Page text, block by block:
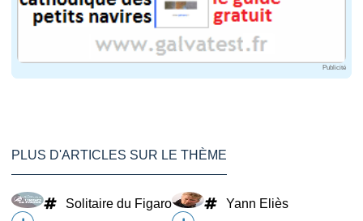
Publicité
PLUS D'ARTICLES SUR LE THÈME
Solitaire du Figaro Yann Eliès